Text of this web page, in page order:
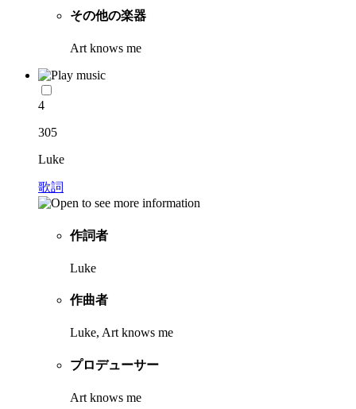
その他の楽器
Art knows me
4
305
Luke
歌詞
作詞者
Luke
作曲者
Luke, Art knows me
プロデューサー
Art knows me